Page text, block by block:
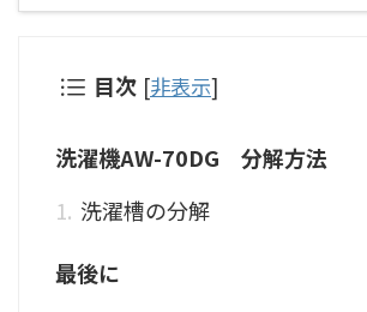
目次 [非表示]
洗濯機AW-70DG 分解方法
洗濯槽の分解
最後に